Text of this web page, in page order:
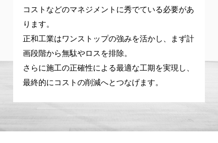
コストなどのマネジメントに秀でている必要があ
ります。
正和工業はワンストップの強みを活かし、まず計
画段階から無駄やロスを排除。
さらに施工の正確性による最適な工期を実現し、
最終的にコストの削減へとつなげます。